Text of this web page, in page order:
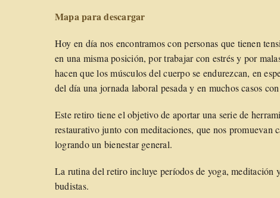
Mapa para descargar
Hoy en día nos encontramos con personas que tienen
en una misma posición, por trabajar con estrés y por
hacen que los músculos del cuerpo se endurezcan, en
del día una jornada laboral pesada y en muchos casos
Este retiro tiene el objetivo de aportar una serie de
restaurativo junto con meditaciones, que nos promuevan
logrando un bienestar general.
La rutina del retiro incluye períodos de yoga, meditación
budistas.